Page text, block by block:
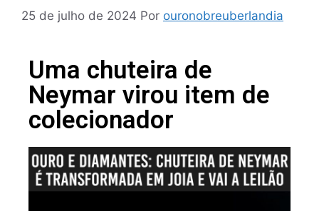
25 de julho de 2024 Por ouronobreuberlandia
Uma chuteira de
Neymar virou item de
colecionador